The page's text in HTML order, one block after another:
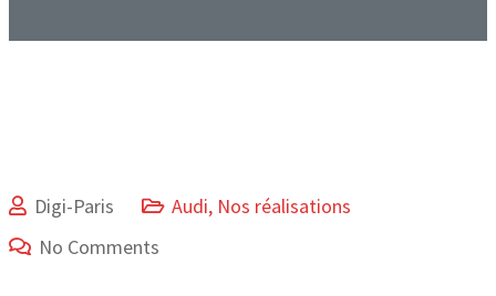
Digi-Paris Audi, Nos réalisations
No Comments